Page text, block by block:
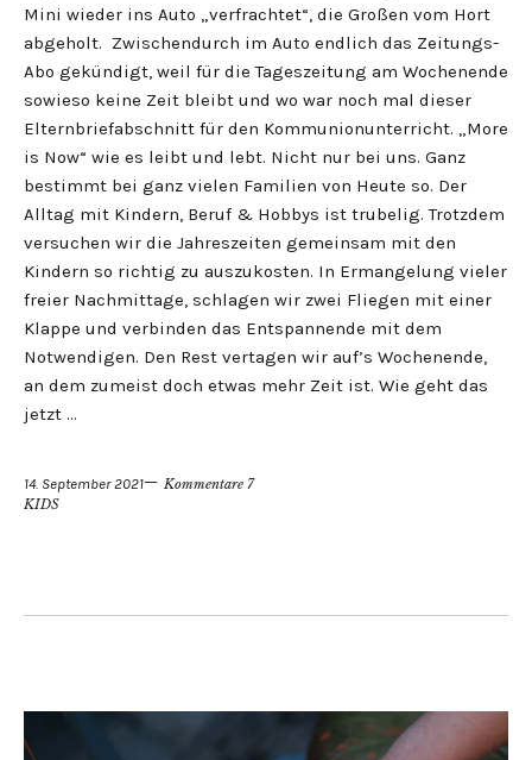
Mini wieder ins Auto „verfrachtet“, die Großen vom Hort
abgeholt. Zwischendurch im Auto endlich das Zeitungs-
Abo gekündigt, weil für die Tageszeitung am Wochenende
sowieso keine Zeit bleibt und wo war noch mal dieser
Elternbriefabschnitt für den Kommunionunterricht. „More
is Now“ wie es leibt und lebt. Nicht nur bei uns. Ganz
bestimmt bei ganz vielen Familien von Heute so. Der
Alltag mit Kindern, Beruf & Hobbys ist trubelig. Trotzdem
versuchen wir die Jahreszeiten gemeinsam mit den
Kindern so richtig zu auszukosten. In Ermangelung vieler
freier Nachmittage, schlagen wir zwei Fliegen mit einer
Klappe und verbinden das Entspannende mit dem
Notwendigen. Den Rest vertagen wir auf’s Wochenende,
an dem zumeist doch etwas mehr Zeit ist. Wie geht das
jetzt …
14. September 2021
Kommentare 7
KIDS